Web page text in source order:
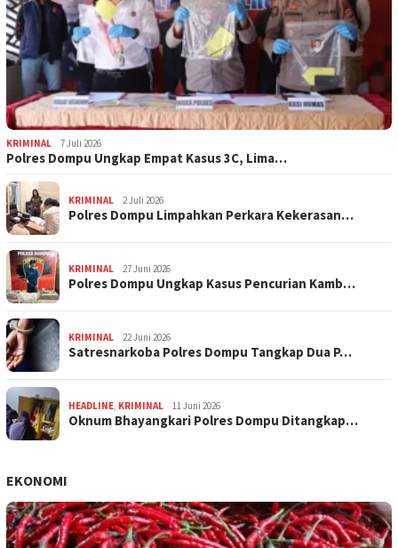
KRIMINAL 7 Juli 2026
Polres Dompu Ungkap Empat Kasus 3C, Lima…
KRIMINAL 2 Juli 2026
Polres Dompu Limpahkan Perkara Kekerasan…
KRIMINAL 27 Juni 2026
Polres Dompu Ungkap Kasus Pencurian Kamb…
KRIMINAL 22 Juni 2026
Satresnarkoba Polres Dompu Tangkap Dua P…
HEADLINE, KRIMINAL 11 Juni 2026
Oknum Bhayangkari Polres Dompu Ditangkap…
EKONOMI